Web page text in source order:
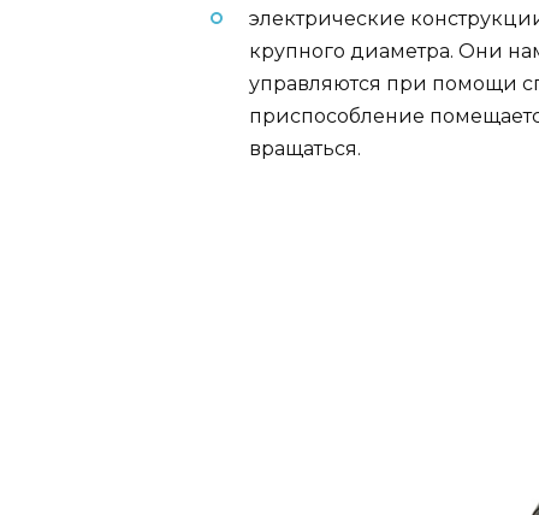
электрические
крупного диаметра. Они
управляются при помощи
приспособление
вращаться.